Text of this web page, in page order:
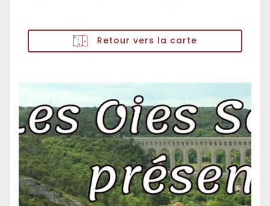
Retour vers la carte